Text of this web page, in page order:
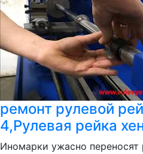
ремонт рулевой
4,Рулевая рейка
Иномарки ужасно переносят